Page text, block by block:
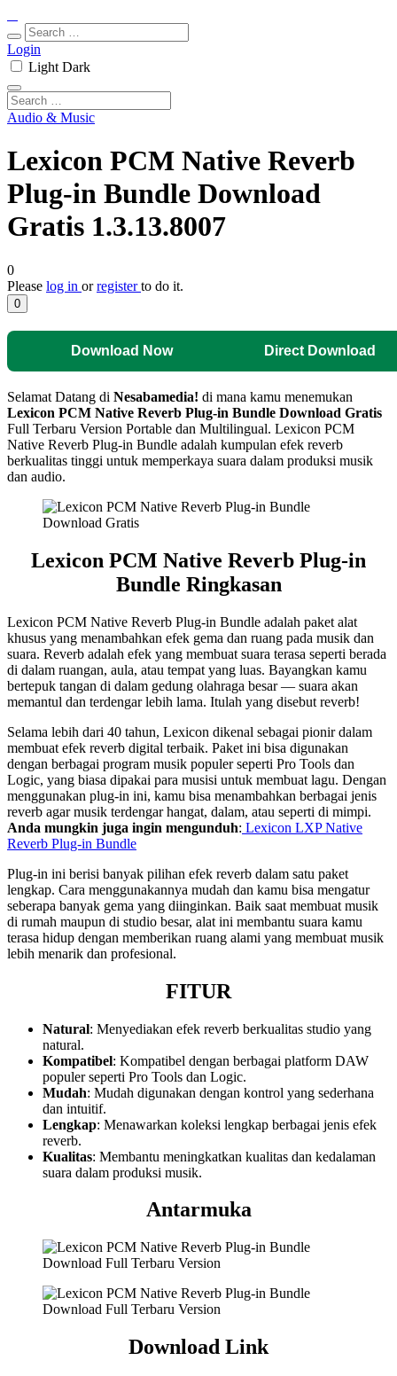
Login
Light Dark
Audio & Music
Lexicon PCM Native Reverb
Plug-in Bundle Download
Gratis 1.3.13.8007
0
Please log in orregisterto do it.
0
Download Now Direct Download
Selamat Datang di Nesabamedia! di mana kamu menemukan
Lexicon PCM Native Reverb Plug-in Bundle Download Gratis
Full Terbaru Version Portable dan Multilingual. Lexicon PCM
Native Reverb Plug-in Bundle adalah kumpulan efek reverb
berkualitas tinggi untuk memperkaya suara dalam produksi musik
dan audio.
Lexicon PCM Native Reverb Plug-in
Bundle Ringkasan
Lexicon PCM Native Reverb Plug-in Bundle adalah paket alat
khusus yang menambahkan efek gema dan ruang pada musik dan
suara. Reverb adalah efek yang membuat suara terasa seperti berada
di dalam ruangan, aula, atau tempat yang luas. Bayangkan kamu
bertepuk tangan di dalam gedung olahraga besar — suara akan
memantul dan terdengar lebih lama. Itulah yang disebut reverb!
Selama lebih dari 40 tahun, Lexicon dikenal sebagai pionir dalam
membuat efek reverb digital terbaik. Paket ini bisa digunakan
dengan berbagai program musik populer seperti Pro Tools dan
Logic, yang biasa dipakai para musisi untuk membuat lagu. Dengan
menggunakan plug-in ini, kamu bisa menambahkan berbagai jenis
reverb agar musik terdengar hangat, dalam, atau seperti di mimpi.
Anda mungkin juga ingin mengunduh: Lexicon LXP Native
Reverb Plug-in Bundle
Plug-in ini berisi banyak pilihan efek reverb dalam satu paket
lengkap. Cara menggunakannya mudah dan kamu bisa mengatur
seberapa banyak gema yang diinginkan. Baik saat membuat musik
di rumah maupun di studio besar, alat ini membantu suara kamu
terasa hidup dengan memberikan ruang alami yang membuat musik
lebih menarik dan profesional.
FITUR
Natural: Menyediakan efek reverb berkualitas studio yang
natural.
Kompatibel: Kompatibel dengan berbagai platform DAW
populer seperti Pro Tools dan Logic.
Mudah: Mudah digunakan dengan kontrol yang sederhana
dan intuitif.
Lengkap: Menawarkan koleksi lengkap berbagai jenis efek
reverb.
Kualitas: Membantu meningkatkan kualitas dan kedalaman
suara dalam produksi musik.
Antarmuka
Download Link